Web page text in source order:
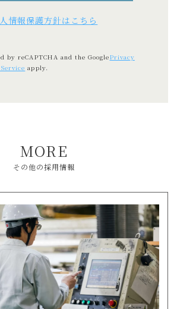
情報保護方針はこちら
reCAPTCHA and the GooglePrivacy
apply.
MORE
その他の採用情報